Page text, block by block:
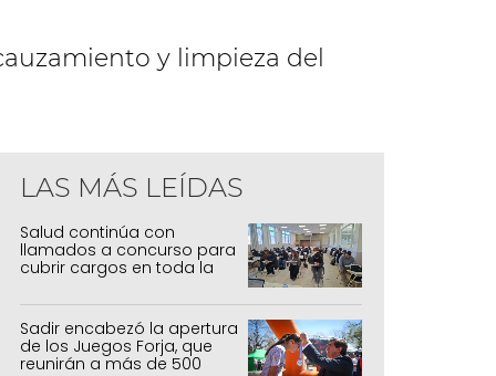
y limpieza del
LAS MÁS LEÍDAS
Salud continúa con
llamados a concurso para
cubrir cargos en toda la
Sadir encabezó la apertura
de los Juegos Forja, que
reunirán a más de 500